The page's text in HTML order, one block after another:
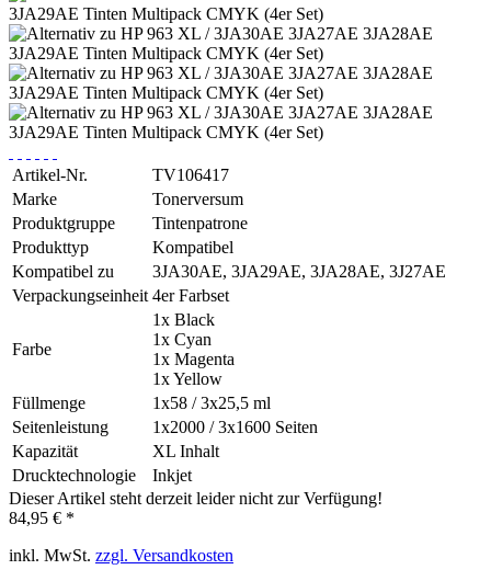
Artikel-Nr.
TV106417
Marke
Tonerversum
Produktgruppe
Tintenpatrone
Produkttyp
Kompatibel
Kompatibel zu
3JA30AE, 3JA29AE, 3JA28AE, 3J27AE
Verpackungseinheit 4er Farbset
Farbe
1x Black
1x Cyan
1x Magenta
1x Yellow
Füllmenge
1x58 / 3x25,5 ml
Seitenleistung
1x2000 / 3x1600 Seiten
Kapazität
XL Inhalt
Drucktechnologie
Inkjet
Dieser Artikel steht derzeit leider nicht zur Verfügung!
84,95 € *
inkl. MwSt. zzgl. Versandkosten